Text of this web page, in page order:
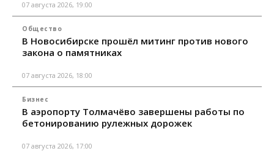
07 августа 2026, 19:00
Общество
В Новосибирске прошёл митинг против нового
закона о памятниках
07 августа 2026, 18:00
Бизнес
В аэропорту Толмачёво завершены работы по
бетонированию рулежных дорожек
07 августа 2026, 17:00